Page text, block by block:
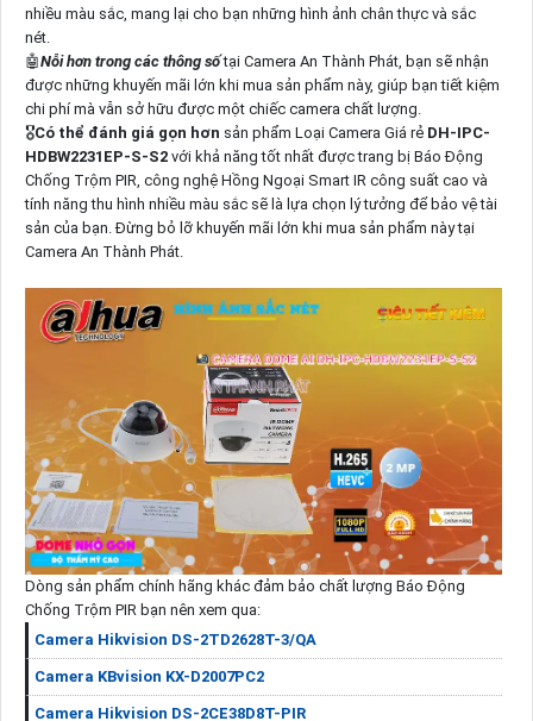
nhiều màu sắc, mang lại cho bạn những hình ảnh chân thực và sắc
nét.
🤖️Nỗi hơn trong các thông sốtại Camera An Thành Phát, bạn sẽ nhận
được những khuyến mãi lớn khi mua sản phẩm này, giúp bạn tiết kiệm
chi phí mà vẫn sở hữu được một chiếc camera chất lượng.
🎖️Có thể đánh giá gọn hơn sản phẩm Loại Camera Giá rẻ DH-IPC-
HDBW2231EP-S-S2 với khả năng tốt nhất được trang bị Báo Động
Chống Trộm PIR, công nghệ Hồng Ngoại Smart IR công suất cao và
tính năng thu hình nhiều màu sắc sẽ là lựa chọn lý tưởng để bảo vệ tài
sản của bạn. Đừng bỏ lỡ khuyến mãi lớn khi mua sản phẩm này tại
Camera An Thành Phát.
Dòng sản phẩm chính hãng khác đảm bảo chất lượng Báo Động
Chống Trộm PIR bạn nên xem qua:
Camera Hikvision DS-2TD2628T-3/QA
Camera KBvision KX-D2007PC2
Camera Hikvision DS-2CE38D8T-PIR